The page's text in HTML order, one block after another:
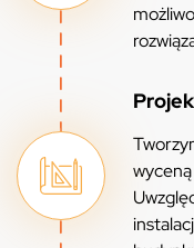
wyceną